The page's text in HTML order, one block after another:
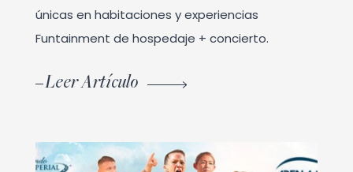
únicas en habitaciones y experiencias
Funtainment de hospedaje + concierto.
Leer Artículo